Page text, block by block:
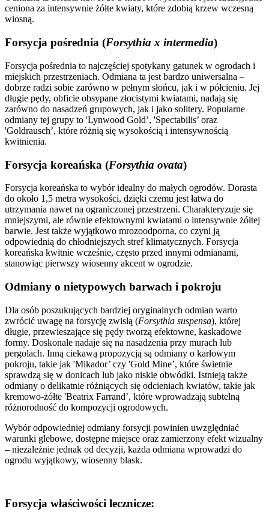
ceniona za intensywnie żółte kwiaty, które zdobią krzew wczesną
wiosną.
Forsycja pośrednia (Forsythia x intermedia)
Forsycja pośrednia to najczęściej spotykany gatunek w ogrodach i
miejskich przestrzeniach. Odmiana ta jest bardzo uniwersalna –
dobrze radzi sobie zarówno w pełnym słońcu, jak i w półcieniu. Jej
długie pędy, obficie obsypane złocistymi kwiatami, nadają się
zarówno do nasadzeń grupowych, jak i jako solitery. Popularne
odmiany tej grupy to 'Lynwood Gold’, 'Spectabilis’ oraz
'Goldrausch’, które różnią się wysokością i intensywnością
kwitnienia.
Forsycja koreańska (Forsythia ovata)
Forsycja koreańska to wybór idealny do małych ogrodów. Dorasta
do około 1,5 metra wysokości, dzięki czemu jest łatwa do
utrzymania nawet na ograniczonej przestrzeni. Charakteryzuje się
mniejszymi, ale równie efektownymi kwiatami o intensywnie żółtej
barwie. Jest także wyjątkowo mrozoodporna, co czyni ją
odpowiednią do chłodniejszych stref klimatycznych. Forsycja
koreańska kwitnie wcześnie, często przed innymi odmianami,
stanowiąc pierwszy wiosenny akcent w ogrodzie.
Odmiany o nietypowych barwach i pokroju
Dla osób poszukujących bardziej oryginalnych odmian warto
zwrócić uwagę na forsycję zwisłą (Forsythia suspensa), której
długie, przewieszające się pędy tworzą efektowne, kaskadowe
formy. Doskonale nadaje się na nasadzenia przy murach lub
pergolach. Inną ciekawą propozycją są odmiany o karłowym
pokroju, takie jak 'Mikador’ czy 'Gold Mine’, które świetnie
sprawdzą się w donicach lub jako niskie obwódki. Istnieją także
odmiany o delikatnie różniących się odcieniach kwiatów, takie jak
kremowo-żółte 'Beatrix Farrand’, które wprowadzają subtelną
różnorodność do kompozycji ogrodowych.
Wybór odpowiedniej odmiany forsycji powinien uwzględniać
warunki glebowe, dostępne miejsce oraz zamierzony efekt wizualny
– niezależnie jednak od decyzji, każda odmiana wprowadzi do
ogrodu wyjątkowy, wiosenny blask.
Forsycja właściwości lecznicze: